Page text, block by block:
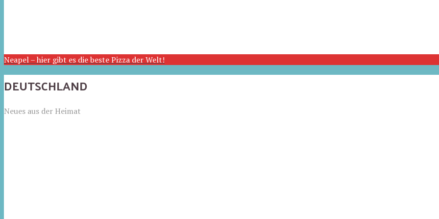
Neapel – hier gibt es die beste Pizza der Welt!
DEUTSCHLAND
Neues aus der Heimat